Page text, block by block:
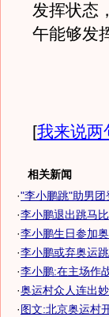
发挥状态
午能够发
[我来说两
相关新闻
·"李小鹏跳"助男
·李小鹏退出跳马
·李小鹏生日参加
·李小鹏或弃奥运
·李小鹏:在主场作
·奥运村众人连出
·图文:北京奥运村